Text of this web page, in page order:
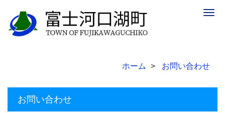
ホーム お問い合わせ
お問い合わせ